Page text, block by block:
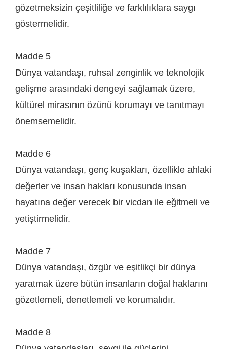
gözetmeksizin çeşitliliğe ve farklılıklara saygı
göstermelidir.
Madde 5
Dünya vatandaşı, ruhsal zenginlik ve teknolojik
gelişme arasındaki dengeyi sağlamak üzere,
kültürel mirasının özünü korumayı ve tanıtmayı
önemsemelidir.
Madde 6
Dünya vatandaşı, genç kuşakları, özellikle ahlaki
değerler ve insan hakları konusunda insan
hayatına değer verecek bir vicdan ile eğitmeli ve
yetiştirmelidir.
Madde 7
Dünya vatandaşı, özgür ve eşitlikçi bir dünya
yaratmak üzere bütün insanların doğal haklarını
gözetlemeli, denetlemeli ve korumalıdır.
Madde 8